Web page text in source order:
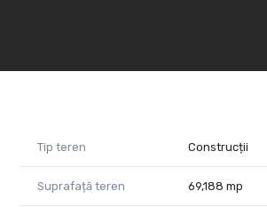
email: tudor.trasca@propertylab.ro
Tip teren Construcții
Suprafață teren 69,188 mp